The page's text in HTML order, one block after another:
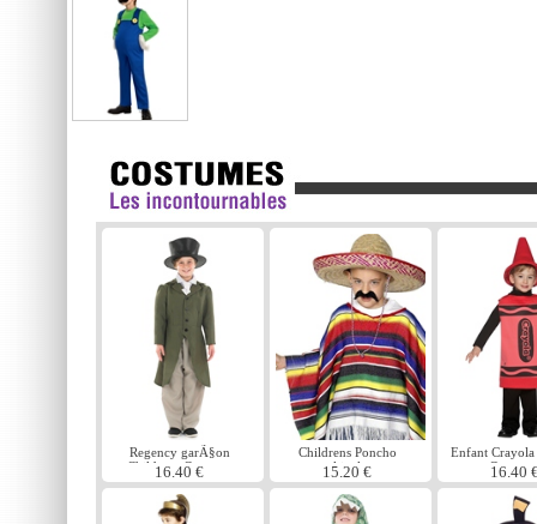
Regency garÃ§on
Childrens Costume
16.40 €
Childrens Poncho
multicolore
15.20 €
Enfant
rouge16.40